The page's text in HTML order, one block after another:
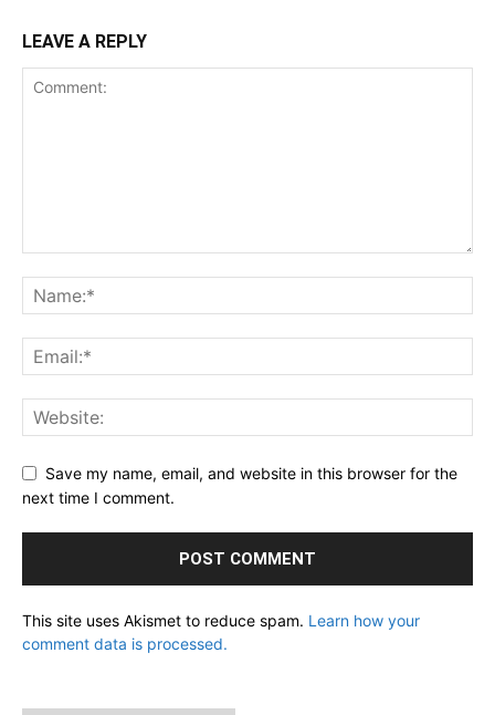
LEAVE A REPLY
Save my name, email, and website in this browser for the
next time I comment.
This site uses Akismet to reduce spam. Learn how your
comment data is processed.